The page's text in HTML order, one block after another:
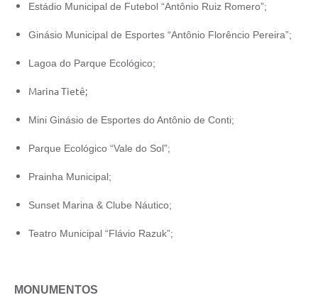
Estádio Municipal de Futebol “Antônio Ruiz Romero”;
Ginásio Municipal de Esportes “Antônio Florêncio Pereira”;
Lagoa do Parque Ecológico;
Marina Tietê;
Mini Ginásio de Esportes do Antônio de Conti;
Parque Ecológico “Vale do Sol”;
Prainha Municipal;
Sunset Marina & Clube Náutico;
Teatro Municipal “Flávio Razuk”;
MONUMENTOS